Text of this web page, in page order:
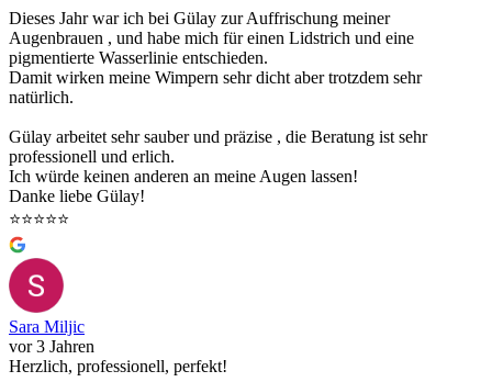
Dieses Jahr war ich bei Gülay zur Auffrischung meiner
Augenbrauen , und habe mich für einen Lidstrich und eine
pigmentierte Wasserlinie entschieden.
Damit wirken meine Wimpern sehr dicht aber trotzdem sehr
natürlich.
Gülay arbeitet sehr sauber und präzise , die Beratung ist sehr
professionell und erlich.
Ich würde keinen anderen an meine Augen lassen!
Danke liebe Gülay!
⭐️⭐️⭐️⭐️⭐️
Sara Miljic
vor 3 Jahren
Herzlich, professionell, perfekt!